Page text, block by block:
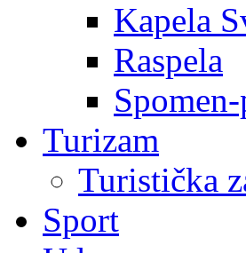
Kapela
Raspela
Turizam
Turistička
Sport